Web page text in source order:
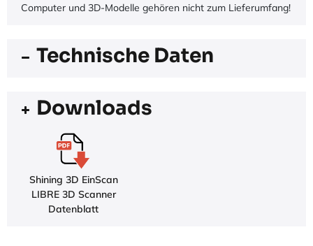
Computer und 3D-Modelle gehören nicht zum Lieferumfang!
Technische Daten
Downloads
Shining 3D EinScan
LIBRE 3D Scanner
Datenblatt